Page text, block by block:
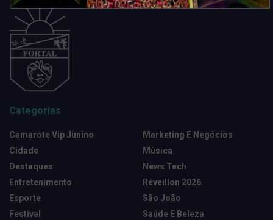
Categorias
Camarote Vip Junino
Cidade
Destaques
Entretenimento
Esporte
Festival
Marketing E Negócios
Música
News Tech
Réveillon 2026
São João
Saúde E Beleza